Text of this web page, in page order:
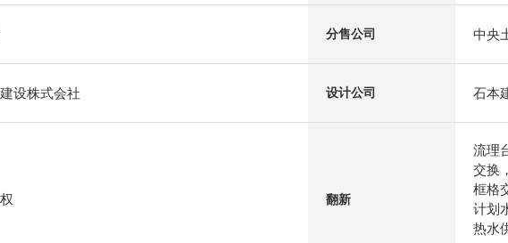
分售公司 中央
设株式会社 设计公司 石本
翻新
流理
交换
框格
计划
热水